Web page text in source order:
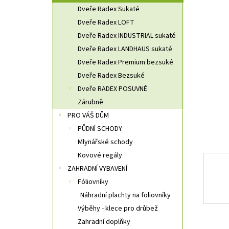
Dveře Radex Sukaté
Dveře Radex LOFT
Dveře Radex INDUSTRIAL sukaté
Dveře Radex LANDHAUS sukaté
Dveře Radex Premium bezsuké
Dveře Radex Bezsuké
Dveře RADEX POSUVNÉ
Zárubně
PRO VÁŠ DŮM
PŮDNÍ SCHODY
Mlynářské schody
Kovové regály
ZAHRADNÍ VYBAVENÍ
Fóliovníky
Náhradní plachty na foliovníky
Výběhy - klece pro drůbež
Zahradní doplňky